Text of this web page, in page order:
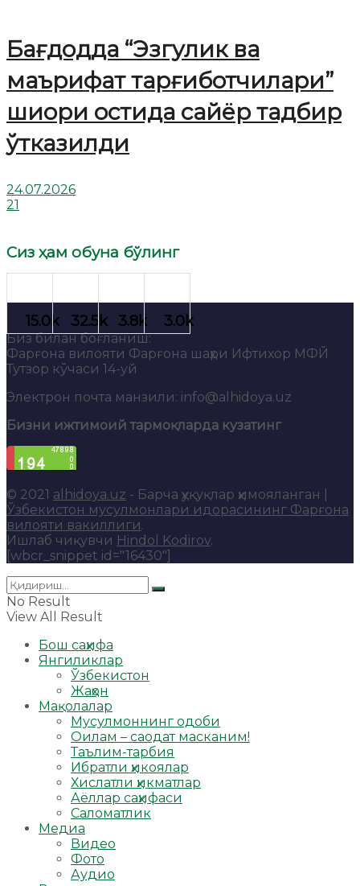
Бағдодда “Эзгулик ва
маърифат тарғиботчилари”
шиори остида сайёр тадбир
ўтказилди
24.07.2026
21
Сиз ҳам обуна бўлинг
Биз билан боғланиш:
Фарғона вилояти Фарғона шаҳри Ифтихор МФЙ
Тутзор кўчаси 14-уй
Электрон почта манзили: info@alhidoya.uz
Бизни ижтимоий тармоқларда кузатинг
© 2021 alhidoya.uz - Барча ҳуқуқлар ҳимояланган |
Ўзбекистон мусулмонлари идорасининг Фарғона
вилояти вакиллиги.
Ишлаб чиқувчи Hindol Kodirov.
[wbcr_snippet id="16430"]
No Result
View All Result
Бош саҳифа
Янгиликлар
Ўзбекистон
Жаҳон
Мақолалар
Мусулмоннинг одоби
Оилам – саодат масканим!
Таълим-тарбия
Ибратли ҳикоялар
Хислатли ҳикматлар
Аёллар саҳифаси
Саломатлик
Медиа
Видео
Фото
Аудио